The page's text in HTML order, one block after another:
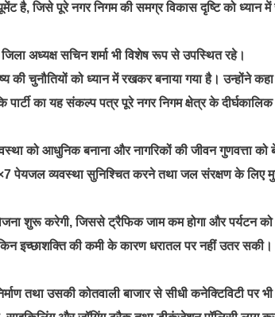
है, जिसे पूरे नगर निगम की समग्र विकास दृष्टि को ध्यान
अध्यक्ष सचिन शर्मा भी विशेष रूप से उपस्थित रहे।
चुनौतियों को ध्यान में रखकर बनाया गया है। उन्होंने कहा
का यह संकल्प पत्र पूरे नगर निगम क्षेत्र के
को आधुनिक बनाना और नागरिकों की जीवन गुणवत्ता को
पेयजल व्यवस्था सुनिश्चित करने तथा जल संरक्षण के लिए
शुरू करेगी, जिससे ट्रैफिक जाम कम होगा और पर्यटन को
इच्छाशक्ति की कमी के कारण धरातल पर नहीं उतर सकी।
तथा उसकी कोतवाली बाजार से सीधी कनेक्टिविटी पर भी